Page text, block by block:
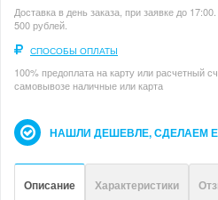
Доставка в день заказа, при заявке до
500 рублей.
СПОСОБЫ ОПЛАТЫ
100% предоплата на карту или расчетный
самовывозе наличные или карта
НАШЛИ ДЕШЕВЛЕ, СДЕЛАЕМ
Описание Характеристики